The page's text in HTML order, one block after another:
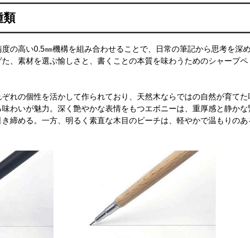
類
の高い0.5㎜機構を組み合わせることで、日常の筆記から思考を深
、素材を選ぶ愉しさと、書くことの本質を味わうためのシャープペ
れの個性を活かして作られており、天然木ならではの自然が育てた
わいが魅力。深く艶やかな表情をもつエボニーは、重厚感と静かな
締める。一方、明るく素直な木目のビーチは、軽やかで温もりのあ